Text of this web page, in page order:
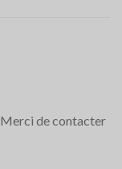
de contacter